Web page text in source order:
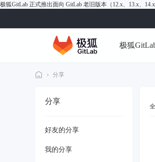
极狐GitLab 正式推出面向 GitLab 老旧版本（12.x、13.x、
极狐
› 分享
分享
好友的分享
我的分享